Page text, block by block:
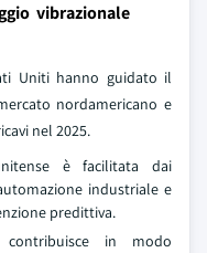
vibrazionale
Uniti hanno guidato il
nordamericano e
nel 2025.
è facilitata dai
industriale e
predittiva.
in modo